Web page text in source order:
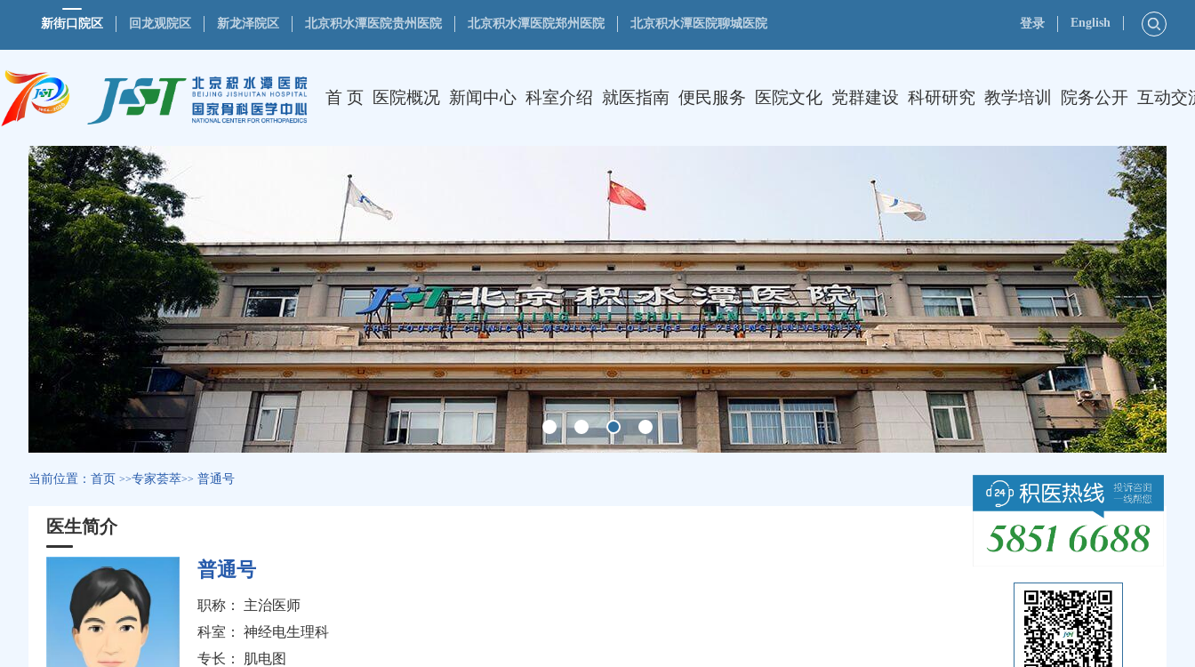
新街口院区 回龙观院区 新龙泽院区 北京积水潭医院贵州医院 北京积水潭医院郑州医院 北京积水潭医院聊城医院 登录 English
首 页 医院概况 新闻中心 科室介绍 就医指南 便民服务 医院文化 党群建设 科研研究 教学培训 院务公开 互动交
当前位置： 首页 >>专家荟萃>> 普通号
医生简介
普通号
职称： 主治医师
科室： 神经电生理科
专长： 肌电图